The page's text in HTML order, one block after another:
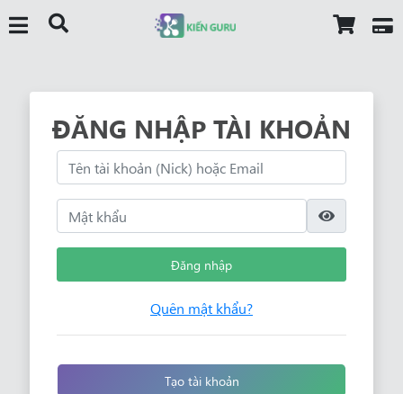
ĐĂNG NHẬP TÀI KHOẢN
Đăng nhập
Quên mật khẩu?
Tạo tài khoản